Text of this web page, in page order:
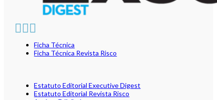
Ficha Técnica
Ficha Técnica Revista Risco
Estatuto Editorial Executive Digest
Estatuto Editorial Revista Risco